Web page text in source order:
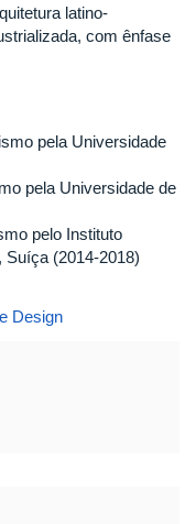
latino-
com ênfase
pela Universidade
pela Universidade de
pelo Instituto
Suíça (2014-2018)
Design